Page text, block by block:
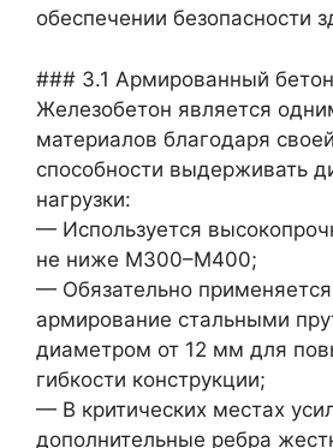
обеспечении безопасности
### 3.1 Армированный бетон
Железобетон является
материалов благодаря
способности выдерживать
нагрузки:
— Используется
не ниже М300–М400;
— Обязательно
армирование стальными
диаметром от 12 мм для
гибкости конструкции;
— В критических местах
дополнительные ребра